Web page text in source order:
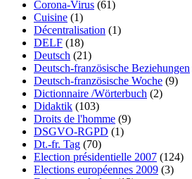
Corona-Virus (61)
Cuisine (1)
Décentralisation (1)
DELF (18)
Deutsch (21)
Deutsch-französische Beziehungen
Deutsch-französische Woche (9)
Dictionnaire /Wörterbuch (2)
Didaktik (103)
Droits de l'homme (9)
DSGVO-RGPD (1)
Dt.-fr. Tag (70)
Election présidentielle 2007 (124)
Elections européennes 2009 (3)